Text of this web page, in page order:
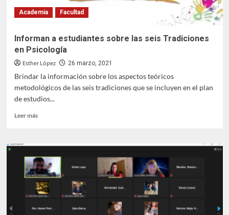
Academia Facultad
Informan a estudiantes sobre las seis Tradiciones
en Psicología
Esther López 26 marzo, 2021
Brindar la información sobre los aspectos teóricos
metodológicos de las seis tradiciones que se incluyen en el plan
de estudios...
Leer másLeer
estudiantes
sobre
las
seis
en